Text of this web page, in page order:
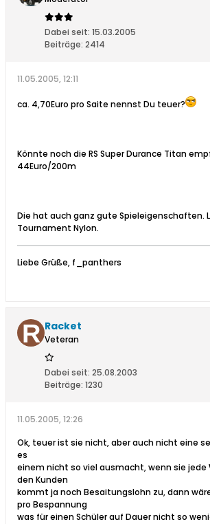
Dabei seit: 15.03.2005
Beiträge: 2414
11.05.2005, 12:11
ca. 4,70Euro pro Saite nennst Du teuer?
Könnte noch die RS Super Durance Titan
44Euro/200m
Die hat auch ganz gute Spieleigenschaften.
Tournament Nylon.
Liebe Grüße, f_panthers
Racket
Veteran
Dabei seit: 25.08.2003
Beiträge: 1230
11.05.2005, 12:26
Ok, teuer ist sie nicht, aber auch nicht eine
es
einem nicht so viel ausmacht, wenn sie jede
den Kunden
kommt ja noch Besaitungslohn zu, dann wäre
pro Bespannung
was für einen Schüler auf Dauer nicht so